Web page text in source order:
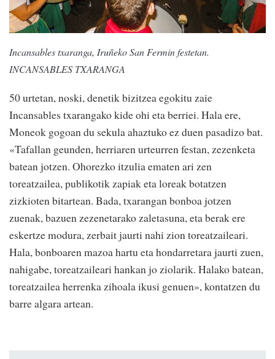
Incansables txaranga, Iruñeko San Fermin festetan.
INCANSABLES TXARANGA
50 urtetan, noski, denetik bizitzea egokitu zaie
Incansables txarangako kide ohi eta berriei. Hala ere,
Moneok gogoan du sekula ahaztuko ez duen pasadizo bat.
«Tafallan geunden, herriaren urteurren festan, zezenketa
batean jotzen. Ohorezko itzulia ematen ari zen
toreatzailea, publikotik zapiak eta loreak botatzen
zizkioten bitartean. Bada, txarangan bonboa jotzen
zuenak, bazuen zezenetarako zaletasuna, eta berak ere
eskertze modura, zerbait jaurti nahi zion toreatzaileari.
Hala, bonboaren mazoa hartu eta hondarretara jaurti zuen,
nahigabe, toreatzaileari hankan jo ziolarik. Halako batean,
toreatzailea herrenka zihoala ikusi genuen», kontatzen du
barre algara artean.